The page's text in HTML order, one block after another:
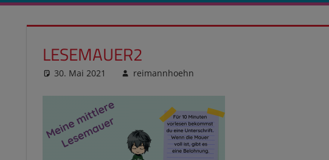
LESEMAUER2
30. Mai 2021 reimannhoehn